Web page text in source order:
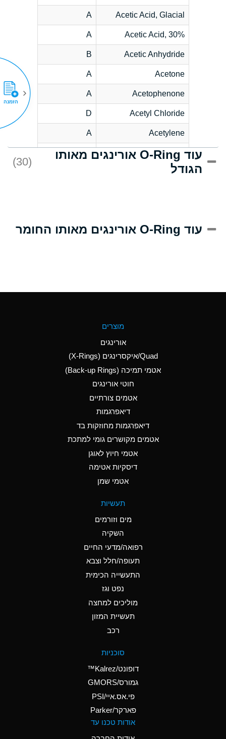
Acetic Acid, Glacial
A
Acetic Acid, 30%
A
Acetic Anhydride
B
Acetone
A
Acetophenone
A
Acetyl Chloride
D
Acetylene
A
Acrlylonitrile
D
Adipic Acid
(Aqueous)
Aluminum Nitrate
(Aqueous)
Aluminum Phosphate
Ammonia Anhydrous
A
Ammonia Gas (cold)
A
Ammonia Gas (hot)
Ammonium Hydroxide
A
Ammonium Nitrate
Ammonium Nitrite
Ammonium Persulfate
Ammonium Phosphate
A
Ammonium Sulfate
A
עוד O-Ring אורינגים מאותו
הגודל
(30)
עוד O-Ring אורינגים מאותו החומר
מוצרים
אורינגים
Quad/איקסרינגים (X-Rings)
אטמי תמיכה (Back-up Rings)
חוטי אורינגים
אטמים צורתיים
דיאפרגמות
דיאפרגמות מחוזקות בד
אטמים מקושרים גומי למתכת
אטמי חיוץ לאוגן
דיסקיות אטימה
אטמי שמן
תעשיות
מים וזורמים
השקיה
רפואה/מדעי החיים
תעופה/חלל וצבא
התעשייה הכימית
נפט וגז
מוליכים למחצה
תעשיית המזון
רכב
סוכניות
דופונט/Kalrez™
גמורס/GMORS
פי.אס.איי/PSI
פארקר/Parker
אודות טכנו עד
הזמנה